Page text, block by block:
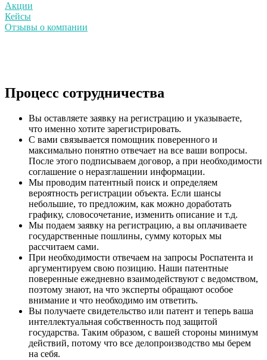
Акции
Кейсы
Отзывы о компании
Процесс сотрудничества
Вы оставляете заявку на регистрацию и указываете,
что именно хотите зарегистрировать.
С вами связывается помощник поверенного и
максимально понятно отвечает на все ваши вопросы.
После этого подписываем договор, а при необходимости
соглашение о неразглашении информации.
Мы проводим патентный поиск и определяем
вероятность регистрации объекта. Если шансы
небольшие, то предложим, как можно доработать
графику, словосочетание, изменить описание и т.д.
Мы подаем заявку на регистрацию, а вы оплачиваете
государственные пошлины, сумму которых мы
рассчитаем сами.
При необходимости отвечаем на запросы Роспатента и
аргументируем свою позицию. Наши патентные
поверенные ежедневно взаимодействуют с ведомством,
поэтому знают, на что эксперты обращают особое
внимание и что необходимо им ответить.
Вы получаете свидетельство или патент и теперь ваша
интеллектуальная собственность под защитой
государства. Таким образом, с вашей стороны минимум
действий, потому что все делопроизводство мы берем
на себя.